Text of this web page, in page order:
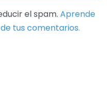
el spam. Aprende
tus comentarios.